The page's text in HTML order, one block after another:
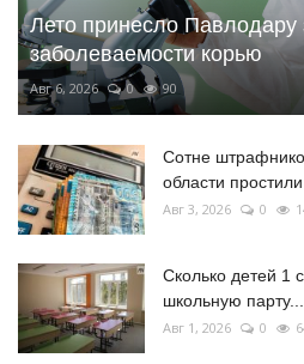
Лето принесло Павлодару
заболеваемости корью
Авг 6, 2026 0 90
Сотне
области
Авг 3, 2026 0
Сколько детей 1
школьную парту...
Авг 1, 2026 0